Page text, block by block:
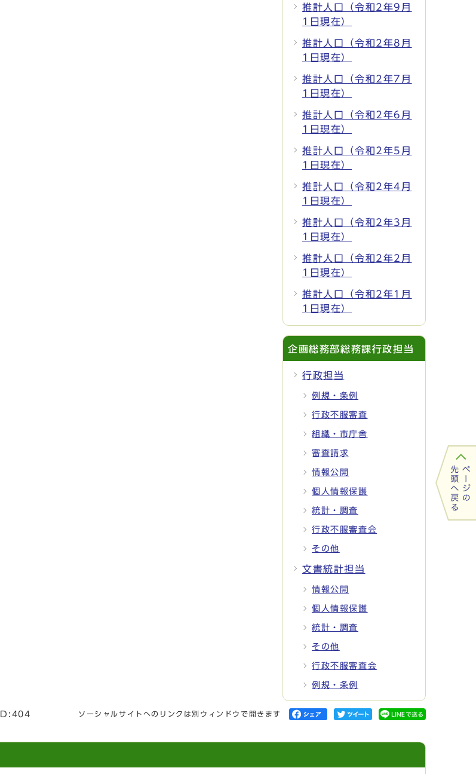
推計人口（令和2年9月
1日現在）
推計人口（令和2年8月
1日現在）
推計人口（令和2年7月
1日現在）
推計人口（令和2年6月
1日現在）
推計人口（令和2年5月
1日現在）
推計人口（令和2年4月
1日現在）
推計人口（令和2年3月
1日現在）
推計人口（令和2年2月
1日現在）
推計人口（令和2年1月
1日現在）
企画総務部総務課行政担当
行政担当
例規・条例
行政不服審査
組織・市庁舎
審査請求
情報公開
個人情報保護
統計・調査
行政不服審査会
その他
文書統計担当
情報公開
個人情報保護
統計・調査
その他
行政不服審査会
例規・条例
ID:404 ソーシャルサイトへのリンクは別ウィンドウで開きます